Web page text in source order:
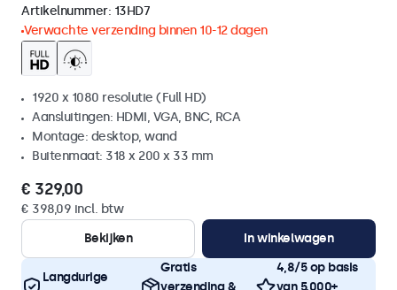
Artikelnummer: 13HD7
Verwachte verzending binnen 10-12 dagen
1920 x 1080 resolutie (Full HD)
Aansluitingen: HDMI, VGA, BNC, RCA
Montage: desktop, wand
Buitenmaat: 318 x 200 x 33 mm
€ 329,00
€ 398,09 incl. btw
Bekijken
In winkelwagen
Langdurige
Gratis
verzending &
4,8/5 op basis
van 5.000+